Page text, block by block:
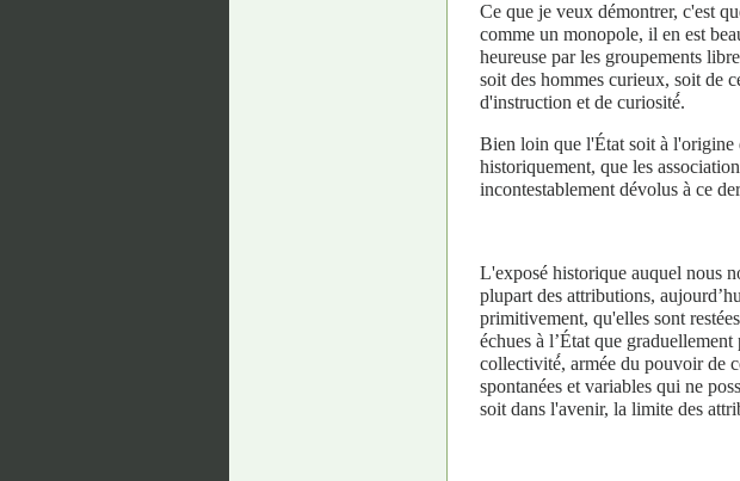
Ce que je veux démontrer, c'est
comme un monopole, il en est
heureuse par les groupements
soit des hommes curieux, soit de
d'instruction et de curiosité́.
Bien loin que l'État soit à l'origine
historiquement, que les
incontestablement dévolus à ce
L'exposé historique auquel nous
plupart des attributions,
primitivement, qu'elles sont
échues à l’État que
collectivité́, armée du pouvoir de
spontanées et variables qui ne
soit dans l'avenir, la limite des